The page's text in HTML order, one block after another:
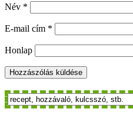
Név *
E-mail cím *
Honlap